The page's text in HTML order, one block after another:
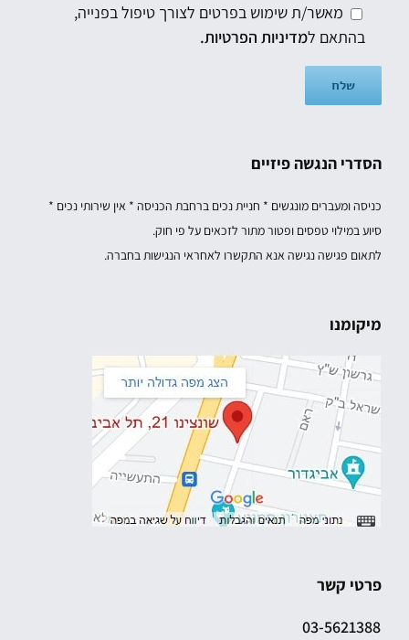
מאשר/ת שימוש בפרטים לצורך טיפול בפנייה,
בהתאם למדיניות הפרטיות.
הסדרי הנגשה פיזיים
כניסה ומעברים מונגשים * חניית נכים ברחבת הכניסה * אין שירותי נכים *
סיוע במילוי טפסים ופטור מתור לזכאים על פי חוק.
לתאום פגישה נגישה אנא התקשרו לאחראי הנגישות בחברה.
מיקומנו
פרטי קשר
03-5621388